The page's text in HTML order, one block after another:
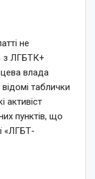
не
з ЛГБТК+
влада
таблички
активіст
пунктів, що
«ЛГБТ-